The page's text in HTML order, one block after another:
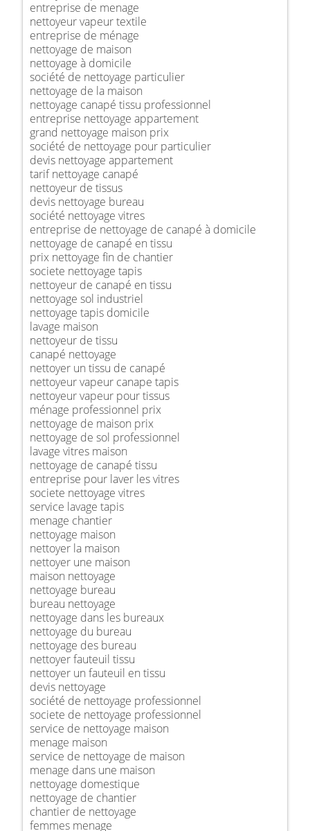
entreprise de menage
nettoyeur vapeur textile
entreprise de ménage
nettoyage de maison
nettoyage à domicile
société de nettoyage particulier
nettoyage de la maison
nettoyage canapé tissu professionnel
entreprise nettoyage appartement
grand nettoyage maison prix
société de nettoyage pour particulier
devis nettoyage appartement
tarif nettoyage canapé
nettoyeur de tissus
devis nettoyage bureau
société nettoyage vitres
entreprise de nettoyage de canapé à domicile
nettoyage de canapé en tissu
prix nettoyage fin de chantier
societe nettoyage tapis
nettoyeur de canapé en tissu
nettoyage sol industriel
nettoyage tapis domicile
lavage maison
nettoyeur de tissu
canapé nettoyage
nettoyer un tissu de canapé
nettoyeur vapeur canape tapis
nettoyeur vapeur pour tissus
ménage professionnel prix
nettoyage de maison prix
nettoyage de sol professionnel
lavage vitres maison
nettoyage de canapé tissu
entreprise pour laver les vitres
societe nettoyage vitres
service lavage tapis
menage chantier
nettoyage maison
nettoyer la maison
nettoyer une maison
maison nettoyage
nettoyage bureau
bureau nettoyage
nettoyage dans les bureaux
nettoyage du bureau
nettoyage des bureau
nettoyer fauteuil tissu
nettoyer un fauteuil en tissu
devis nettoyage
société de nettoyage professionnel
societe de nettoyage professionnel
service de nettoyage maison
menage maison
service de nettoyage de maison
menage dans une maison
nettoyage domestique
nettoyage de chantier
chantier de nettoyage
femmes menage